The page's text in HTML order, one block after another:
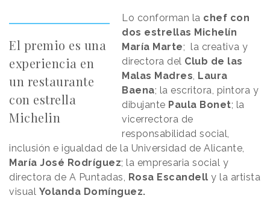
El premio es una
experiencia en
un restaurante
con estrella
Michelin
Lo conforman la chef con
dos estrellas Michelín
María Marte; la creativa y
directora del Club de las
Malas Madres, Laura
Baena; la escritora, pintora y
dibujante Paula Bonet; la
vicerrectora de
responsabilidad social,
inclusión e igualdad de la Universidad de Alicante,
María José Rodríguez; la empresaria social y
directora de A Puntadas, Rosa Escandell y la artista
visual Yolanda Domínguez.